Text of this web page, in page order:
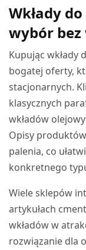
Wkłady
wybór bez
Kupując wkłady
bogatej oferty,
stacjonarnych.
klasycznych
wkładów
Opisy
palenia, co
konkretnego
Wiele sklepów
artykułach
wkładów w
rozwiązanie dla